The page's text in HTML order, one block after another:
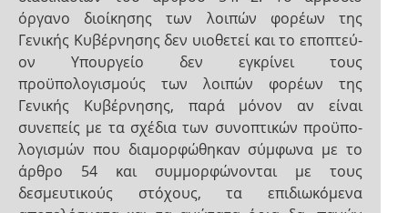
όργανο διοίκησης των λοιπών φορέων της
Γενικής Κυβέρνησης δεν υιοθετεί και το εποπτεύ-
ον Υπουργείο δεν εγκρίνει τους
προϋπολογισμούς των λοιπών φορέων της
Γενικής Κυβέρνησης, παρά μόνον αν είναι
συνεπείς με τα σχέδια των συνοπτικών προϋπο-
λογισμών που διαμορφώθηκαν σύμφωνα με το
άρθρο 54 και συμμορφώνονται με τους
δεσμευτικούς στόχους, τα επιδιωκόμενα